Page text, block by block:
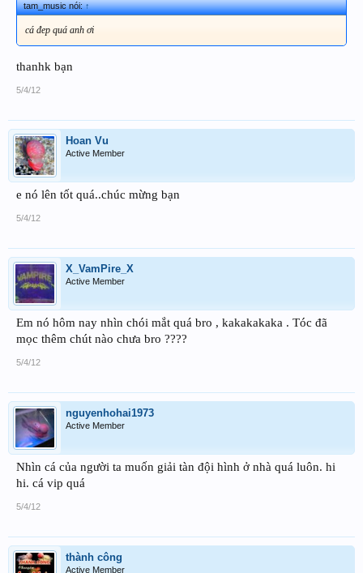
tam_music nói:↑
cá đep quá anh ơi
thanhk bạn
5/4/12
Hoan Vu
Active Member
e nó lên tốt quá..chúc mừng bạn
5/4/12
X_VamPire_X
Active Member
Em nó hôm nay nhìn chói mắt quá bro , kakakakaka . Tóc đã
mọc thêm chút nào chưa bro ????
5/4/12
nguyenhohai1973
Active Member
Nhìn cá của người ta muốn giải tàn đội hình ở nhà quá luôn. hi
hi. cá vip quá
5/4/12
thành công
Active Member